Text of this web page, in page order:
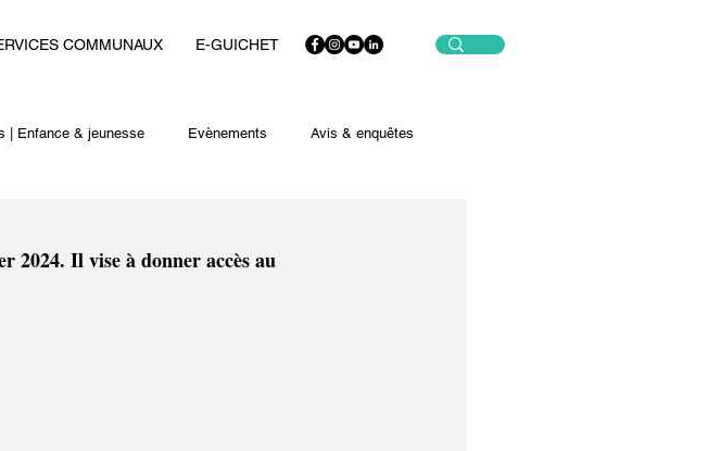
COMMUNAUX E-GUICHET
| Enfance & jeunesse Evènements Avis & enquêtes
2024. Il vise à donner accès au